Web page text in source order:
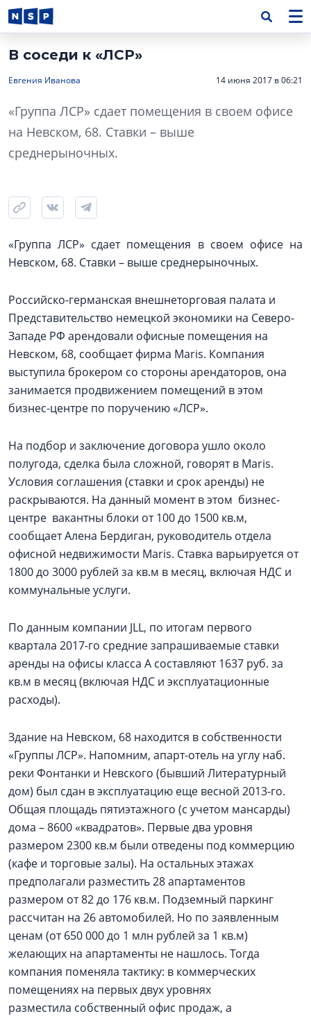
В соседи к «ЛСР»
Евгения Иванова 14 июня 2017 в 06:21
«Группа ЛСР» сдает помещения в своем офисе
на Невском, 68. Ставки – выше
среднерыночных.
«Группа ЛСР» сдает помещения в своем офисе на
Невском, 68. Ставки – выше среднерыночных.
Российско-германская внешнеторговая палата и
Представительство немецкой экономики на Северо-
Западе РФ арендовали офисные помещения на
Невском, 68, сообщает фирма Maris. Компания
выступила брокером со стороны арендаторов, она
занимается продвижением помещений в этом
бизнес-центре по поручению «ЛСР».
На подбор и заключение договора ушло около
полугода, сделка была сложной, говорят в Maris.
Условия соглашения (ставки и срок аренды) не
раскрываются. На данный момент в этом бизнес-
центре вакантны блоки от 100 до 1500 кв.м,
сообщает Алена Бердиган, руководитель отдела
офисной недвижимости Maris. Ставка варьируется от
1800 до 3000 рублей за кв.м в месяц, включая НДС и
коммунальные услуги.
По данным компании JLL, по итогам первого
квартала 2017-го средние запрашиваемые ставки
аренды на офисы класса А составляют 1637 руб. за
кв.м в месяц (включая НДС и эксплуатационные
расходы).
Здание на Невском, 68 находится в собственности
«Группы ЛСР». Напомним, апарт-отель на углу наб.
реки Фонтанки и Невского (бывший Литературный
дом) был сдан в эксплуатацию еще весной 2013-го.
Общая площадь пятиэтажного (с учетом мансарды)
дома – 8600 «квадратов». Первые два уровня
размером 2300 кв.м были отведены под коммерцию
(кафе и торговые залы). На остальных этажах
предполагали разместить 28 апартаментов
размером от 82 до 176 кв.м. Подземный паркинг
рассчитан на 26 автомобилей. Но по заявленным
ценам (от 650 000 до 1 млн рублей за 1 кв.м)
желающих на апартаменты не нашлось. Тогда
компания поменяла тактику: в коммерческих
помещениях на первых двух уровнях
разместила собственный офис продаж, а